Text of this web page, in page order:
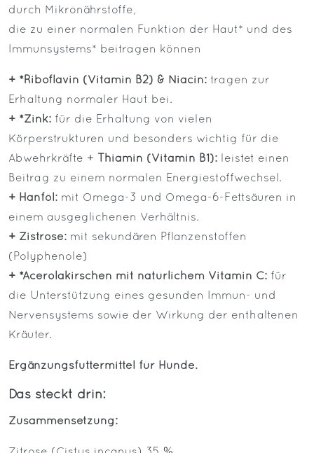
durch Mikronährstoffe,
die zu einer normalen Funktion der Haut* und des
Immunsystems* beitragen können
+ *Riboflavin (Vitamin B2) & Niacin: tragen zur
Erhaltung normaler Haut bei.
+ *Zink: für die Erhaltung von vielen
Körperstrukturen und besonders wichtig für die
Abwehrkräfte +
Thiamin (Vitamin B1):
leistet einen
Beitrag zu einem normalen Energiestoffwechsel.
+ Hanföl: mit Omega-3 und Omega-6-Fettsäuren in
einem ausgeglichenen Verhältnis.
+ Zistrose: mit sekundären Pflanzenstoffen
(Polyphenole)
+ *Acerolakirschen mit natürlichem Vitamin C: für
die Unterstützung eines gesunden Immun- und
Nervensystems sowie der Wirkung der enthaltenen
Kräuter.
Ergänzungsfuttermittel für Hunde.
Das steckt drin:
Zusammensetzung: